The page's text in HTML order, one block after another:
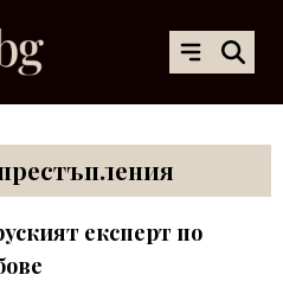
експерт по